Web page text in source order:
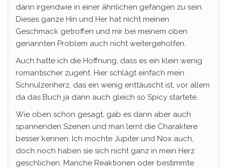
dann irgendwie in einer ähnlichen gefangen zu sein.
Dieses ganze Hin und Her hat nicht meinen
Geschmack getroffen und mir bei meinem oben
genannten Problem auch nicht weitergeholfen.
Auch hatte ich die Hoffnung, dass es ein klein wenig
romantischer zugeht. Hier schlägt einfach mein
Schnulzenherz, das ein wenig enttäuscht ist, vor allem
da das Buch ja dann auch gleich so Spicy startete.
Wie oben schon gesagt, gab es dann aber auch
spannenden Szenen und man lernt die Charaktere
besser kennen. Ich mochte Jupiter und Nox auch,
doch noch haben sie sich nicht ganz in mein Herz
geschlichen. Manche Reaktionen oder bestimmte